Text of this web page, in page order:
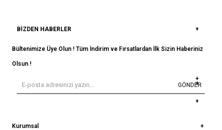
BIZDEN HABERLER
Bültenimize Üye Olun ! Tüm İndirim ve Fırsatlardan İlk Sizin Haberiniz
Olsun !
GÖNDER
Kurumsal